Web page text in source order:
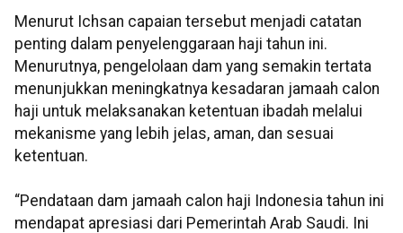
Menurut Ichsan capaian tersebut menjadi catatan
penting dalam penyelenggaraan haji tahun ini.
Menurutnya, pengelolaan dam yang semakin tertata
menunjukkan meningkatnya kesadaran jamaah calon
haji untuk melaksanakan ketentuan ibadah melalui
mekanisme yang lebih jelas, aman, dan sesuai
ketentuan.
“Pendataan dam jamaah calon haji Indonesia tahun ini
mendapat apresiasi dari Pemerintah Arab Saudi. Ini